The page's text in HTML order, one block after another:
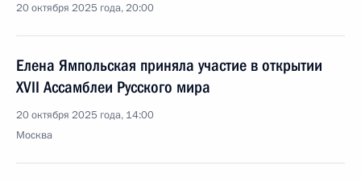
20 октября 2025 года, 20:00
Елена Ямпольская приняла участие в открытии
XVII Ассамблеи Русского мира
20 октября 2025 года, 14:00
Москва